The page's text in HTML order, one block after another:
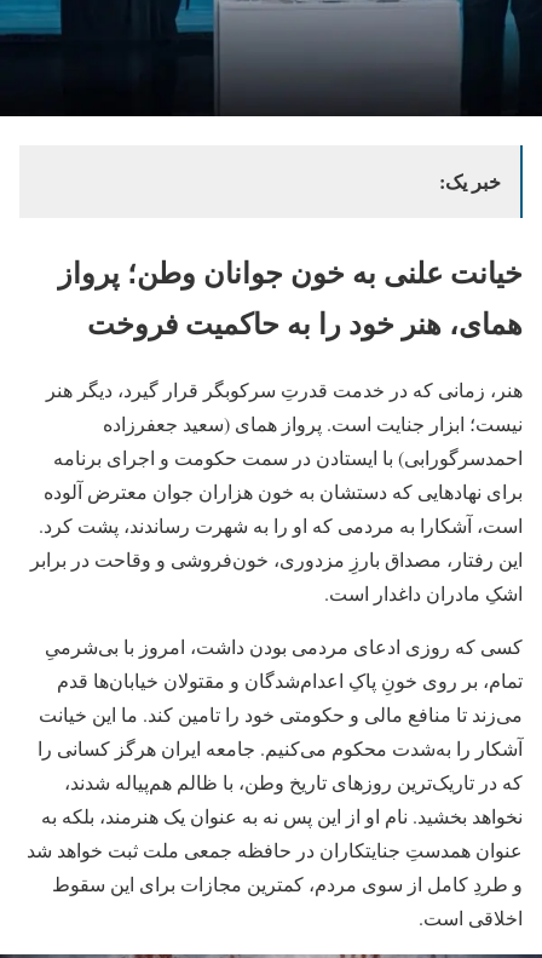
خبر یک:
خیانت علنی به خون جوانان وطن؛ پرواز
همای، هنر خود را به حاکمیت فروخت
هنر، زمانی که در خدمت قدرتِ سرکوبگر قرار گیرد، دیگر هنر
نیست؛ ابزار جنایت است. پرواز همای (سعید جعفرزاده
احمدسرگورابی) با ایستادن در سمت حکومت و اجرای برنامه
برای نهادهایی که دستشان به خون هزاران جوان معترض آلوده
است، آشکارا به مردمی که او را به شهرت رساندند، پشت کرد.
این رفتار، مصداق بارزِ مزدوری، خون‌فروشی و وقاحت در برابر
اشکِ مادران داغدار است.
کسی که روزی ادعای مردمی بودن داشت، امروز با بی‌شرمیِ
تمام، بر روی خونِ پاکِ اعدام‌شدگان و مقتولان خیابان‌ها قدم
می‌زند تا منافع مالی و حکومتی خود را تامین کند. ما این خیانت
آشکار را به‌شدت محکوم می‌کنیم. جامعه ایران هرگز کسانی را
که در تاریک‌ترین روزهای تاریخ وطن، با ظالم هم‌پیاله شدند،
نخواهد بخشید. نام او از این پس نه به عنوان یک هنرمند، بلکه به
عنوان همدستِ جنایتکاران در حافظه جمعی ملت ثبت خواهد شد
و طردِ کامل از سوی مردم، کمترین مجازات برای این سقوط
اخلاقی است.